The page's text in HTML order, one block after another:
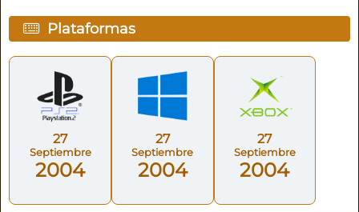
Plataformas
27
Septiembre
2004
27
Septiembre
2004
27
Septiembre
2004